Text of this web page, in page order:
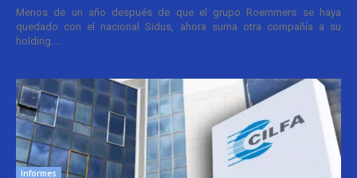
Menos de un año después de que el grupo Roemmers se haya
quedado con el nacional Sidus, ahora suma otra compañía a su
holding....
Informes